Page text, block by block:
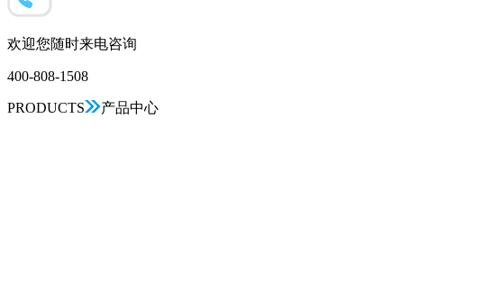
欢迎您随时来电咨询
400-808-1508
PRODUCTS 产品中心